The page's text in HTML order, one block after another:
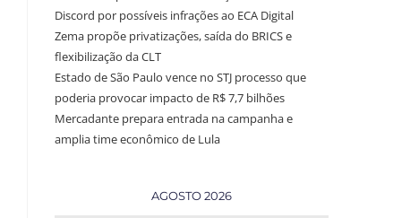
Discord por possíveis infrações ao ECA Digital
Zema propõe privatizações, saída do BRICS e
flexibilização da CLT
Estado de São Paulo vence no STJ processo que
poderia provocar impacto de R$ 7,7 bilhões
Mercadante prepara entrada na campanha e
amplia time econômico de Lula
AGOSTO 2026